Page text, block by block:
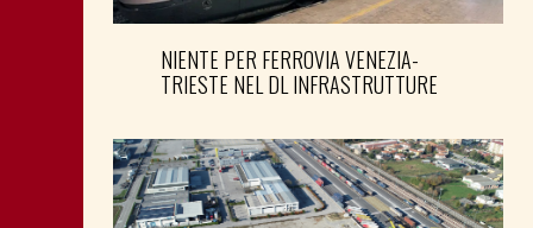
NIENTE PER FERROVIA VENEZIA-
TRIESTE NEL DL INFRASTRUTTURE